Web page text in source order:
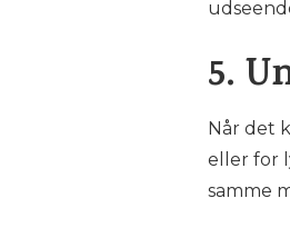
5.
Når det
eller for
samme